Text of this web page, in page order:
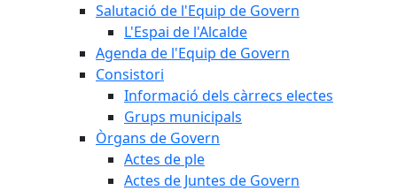
Salutació de l'Equip de Govern
L'Espai de l'Alcalde
Agenda de l'Equip de Govern
Consistori
Informació dels càrrecs electes
Grups municipals
Òrgans de Govern
Actes de ple
Actes de Juntes de Govern